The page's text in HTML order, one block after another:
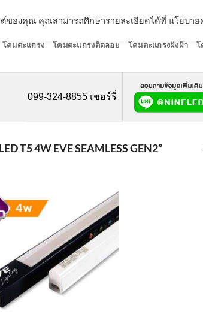
โคมตะแกรง โคมตะแกรงติดลอย โคมตะแกรงฝังฝ้า โ
099-324-8855 เชอร์รี่
T5 4W EVE SEAMLESS GEN2”
ของคุณ คุณสามารถศึกษารายละเอียดได้ที่ นโยบาย